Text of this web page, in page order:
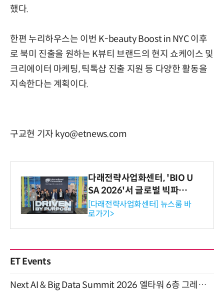
했다.
한편 누리하우스는 이번 K-beauty Boost in NYC 이후
로 북미 진출을 원하는 K뷰티 브랜드의 현지 쇼케이스 및
크리에이터 마케팅, 틱톡샵 진출 지원 등 다양한 활동을
지속한다는 계획이다.
구교현 기자 kyo@etnews.com
다래전략사업화센터, 'BIO U
SA 2026'서 글로벌 빅파마
와의 비즈니스 미팅 지원…K
-바이오 해외 진출 교두보 확
보
[다래전략사업화센터] 뉴스룸 바
로가기>
ET Events
Next AI & Big Data Summit 2026 엘타워 6층 그레이스홀 개최 (9/18)